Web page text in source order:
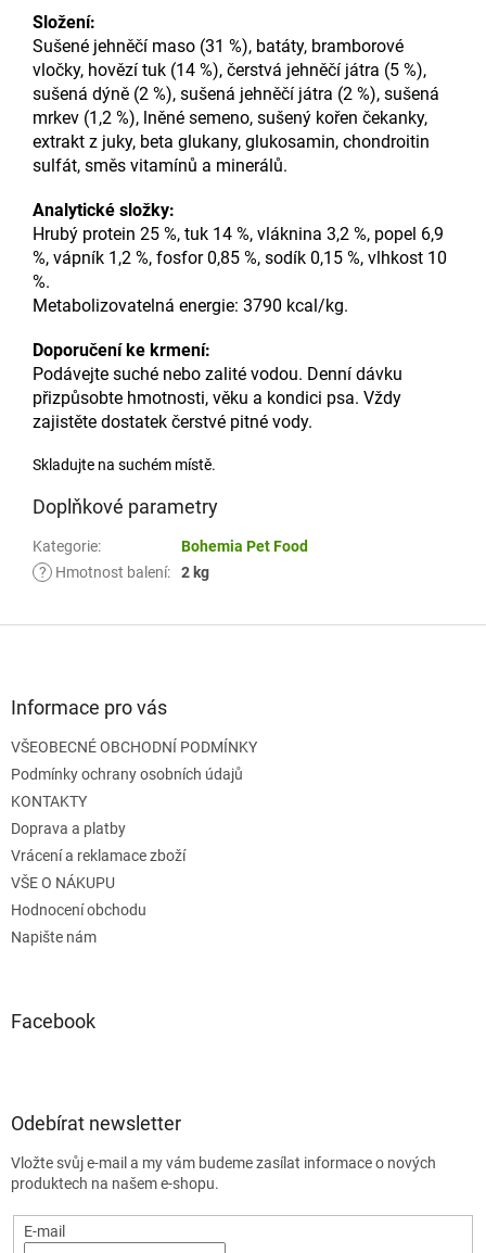
Složení:
Sušené jehněčí maso (31 %), batáty, bramborové
vločky, hovězí tuk (14 %), čerstvá jehněčí játra (5 %),
sušená dýně (2 %), sušená jehněčí játra (2 %), sušená
mrkev (1,2 %), lněné semeno, sušený kořen čekanky,
extrakt z juky, beta glukany, glukosamin, chondroitin
sulfát, směs vitamínů a minerálů.
Analytické složky:
Hrubý protein 25 %, tuk 14 %, vláknina 3,2 %, popel 6,9
%, vápník 1,2 %, fosfor 0,85 %, sodík 0,15 %, vlhkost 10
%.
Metabolizovatelná energie: 3790 kcal/kg.
Doporučení ke krmení:
Podávejte suché nebo zalité vodou. Denní dávku
přizpůsobte hmotnosti, věku a kondici psa. Vždy
zajistěte dostatek čerstvé pitné vody.
Skladujte na suchém místě.
Doplňkové parametry
Kategorie:
Bohemia Pet Food
?
Hmotnost balení: 2 kg
Informace pro vás
VŠEOBECNÉ OBCHODNÍ PODMÍNKY
Podmínky ochrany osobních údajů
KONTAKTY
Doprava a platby
Vrácení a reklamace zboží
VŠE O NÁKUPU
Hodnocení obchodu
Napište nám
Facebook
Odebírat newsletter
Vložte svůj e-mail a my vám budeme zasílat informace o nových
produktech na našem e-shopu.
E-mail